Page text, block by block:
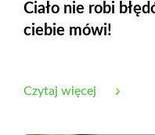
Ciało nie robi
ciebie mówi!
Czytaj więcej